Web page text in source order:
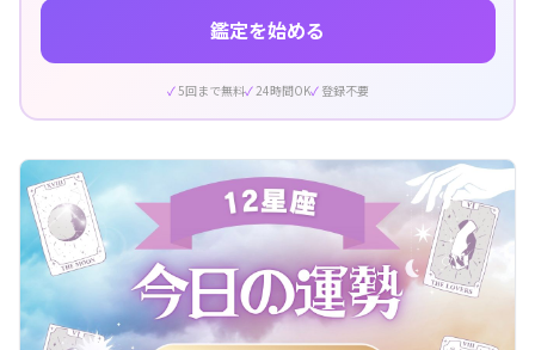
鑑定を始める
5回まで無料 24時間OK 登録不要